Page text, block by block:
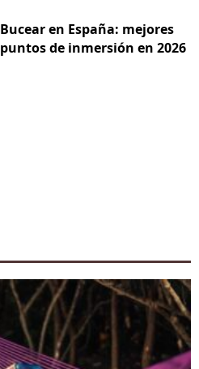
Bucear en España: mejores
puntos de inmersión en 2026